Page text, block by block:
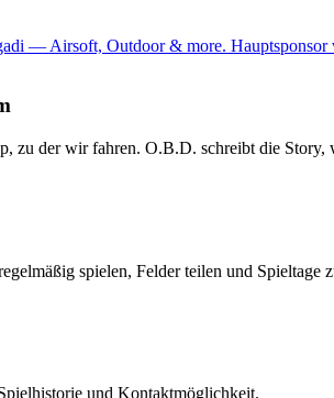
zu der wir fahren. O.B.D. schreibt die Story,
spielen, Felder teilen und Spieltage
und Kontaktmöglichkeit.